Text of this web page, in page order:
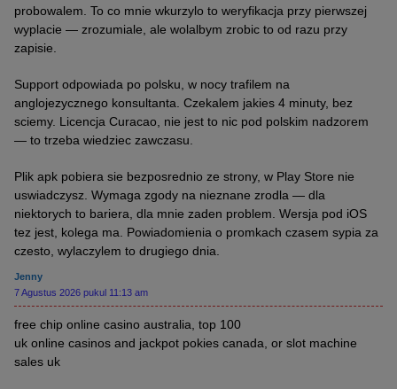
probowalem. To co mnie wkurzylo to weryfikacja przy pierwszej
wyplacie — zrozumiale, ale wolalbym zrobic to od razu przy
zapisie.
Support odpowiada po polsku, w nocy trafilem na
anglojezycznego konsultanta. Czekalem jakies 4 minuty, bez
sciemy. Licencja Curacao, nie jest to nic pod polskim nadzorem
— to trzeba wiedziec zawczasu.
Plik apk pobiera sie bezposrednio ze strony, w Play Store nie
uswiadczysz. Wymaga zgody na nieznane zrodla — dla
niektorych to bariera, dla mnie zaden problem. Wersja pod iOS
tez jest, kolega ma. Powiadomienia o promkach czasem sypia za
czesto, wylaczylem to drugiego dnia.
Jenny
7 Agustus 2026 pukul 11:13 am
free chip online casino australia, top 100
uk online casinos and jackpot pokies canada, or slot machine
sales uk